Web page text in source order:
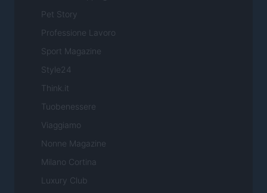
Pet Story
Professione Lavoro
Sport Magazine
Style24
Think.it
Tuobenessere
Viaggiamo
Nonne Magazine
Milano Cortina
Luxury Club